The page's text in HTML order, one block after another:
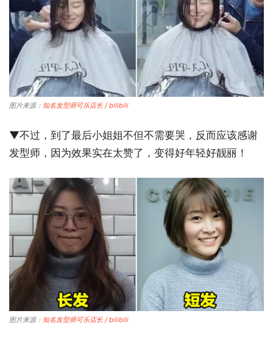
图片来源： 知名发型师可乐店长 / bilibili
▼不过，到了最后小姐姐不但不需要哭，反而应该感谢
发型师，因为效果实在太赞了，变得好年轻好靓丽！
图片来源： 知名发型师可乐店长 / bilibili